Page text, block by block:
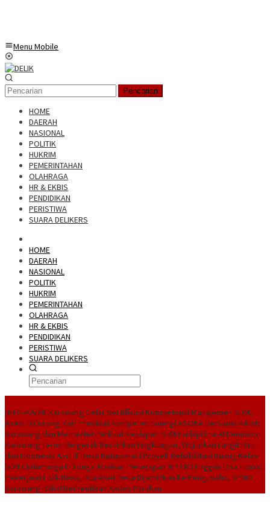
Menu Mobile
Pencarian
HOME
DAERAH
NASIONAL
POLITIK
HUKRIM
PEMERINTAHAN
OLAHRAGA
HR & EKBIS
PENDIDIKAN
PERISTIWA
SUARA DELIKERS
HOME
DAERAH
NASIONAL
POLITIK
HUKRIM
PEMERINTAHAN
OLAHRAGA
HR & EKBIS
PENDIDIKAN
PERISTIWA
SUARA DELIKERS
NHRI–KADIN Karawang Gelar Sertifikasi Kompetensi Manajemen SDM,
Asesi Didorong Raih Predikat Kompeten Sinergi ASOKA Bersama KADIN
Karawang dan Metra-Net Perkuat Kesiapan SDM Hadapi Era AI Demokrat
Karawang Terus Bergerak Bersihkan Lingkungan, Wujudkan Langit Biru
dan Indonesia Asri di Desa Kutapohaci Proyek Rehabilitasi Ruang Kelas
SDN Ciptamarga II Diduga Abaikan Penerapan APD K3 Enggak Bisa Lunasi
Pekerjaan Fisik Desa, Dua Aset Desa Dijaminkan ke Pengusaha, DPMD
Karawang Bakal Berhentikan Kades Parakan